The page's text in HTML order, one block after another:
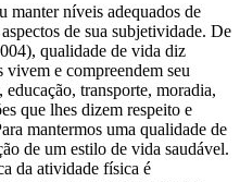
manter níveis adequados de
de sua subjetividade. De
qualidade de vida diz
vivem e compreendem seu
transporte, moradia,
que lhes dizem respeito e
mantermos uma qualidade de
de um estilo de vida saudável.
da atividade física é